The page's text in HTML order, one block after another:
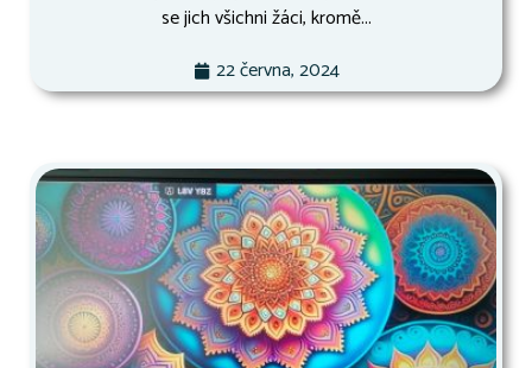
se jich všichni žáci, kromě...
22 června, 2024